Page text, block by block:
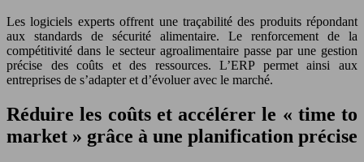
Les logiciels experts offrent une traçabilité des produits répondant
aux standards de sécurité alimentaire. Le renforcement de la
compétitivité dans le secteur agroalimentaire passe par une gestion
précise des coûts et des ressources. L’ERP permet ainsi aux
entreprises de s’adapter et d’évoluer avec le marché.
Réduire les coûts et accélérer le « time to
market » grâce à une planification précise